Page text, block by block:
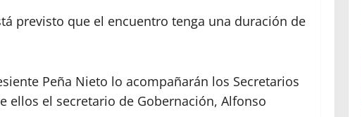
previsto que el encuentro tenga una duración de
Peña Nieto lo acompañarán los Secretarios
ellos el secretario de Gobernación, Alfonso